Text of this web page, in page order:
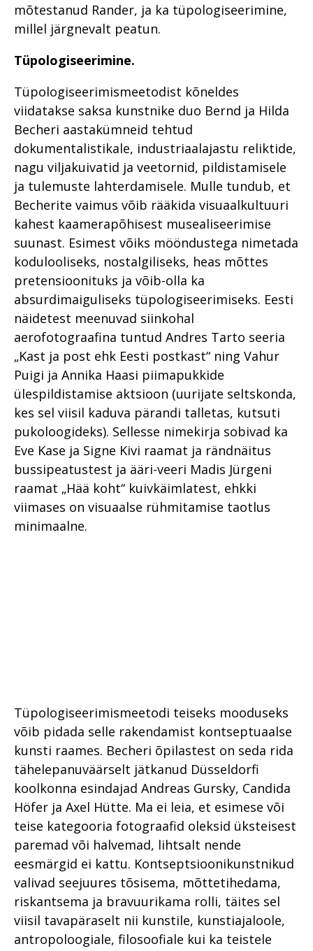
mõtestanud Rander, ja ka tüpologiseerimine,
millel järgnevalt peatun.
Tüpologiseerimine.
Tüpologiseerimismeetodist kõneldes
viidatakse saksa kunstnike duo Bernd ja Hilda
Becheri aastakümneid tehtud
dokumentalistikale, industriaalajastu reliktide,
nagu viljakuivatid ja veetornid, pildistamisele
ja tulemuste lahterdamisele. Mulle tundub, et
Becherite vaimus võib rääkida visuaalkultuuri
kahest kaamerapõhisest musealiseerimise
suunast. Esimest võiks mööndustega nimetada
kodulooliseks, nostalgiliseks, heas mõttes
pretensioonituks ja võib-olla ka
absurdimaiguliseks tüpologiseerimiseks. Eesti
näidetest meenuvad siinkohal
aerofotograafina tuntud Andres Tarto seeria
„Kast ja post ehk Eesti postkast“ ning Vahur
Puigi ja Annika Haasi piimapukkide
ülespildistamise aktsioon (uurijate seltskonda,
kes sel viisil kaduva pärandi talletas, kutsuti
pukoloogideks). Sellesse nimekirja sobivad ka
Eve Kase ja Signe Kivi raamat ja rändnäitus
bussipeatustest ja ääri-veeri Madis Jürgeni
raamat „Hää koht“ kuivkäimlatest, ehkki
viimases on visuaalse rühmitamise taotlus
minimaalne.
Tüpologiseerimismeetodi teiseks mooduseks
võib pidada selle rakendamist kontseptuaalse
kunsti raames. Becheri õpilastest on seda rida
tähelepanuväärselt jätkanud Düsseldorfi
koolkonna esindajad Andreas Gursky, Candida
Höfer ja Axel Hütte. Ma ei leia, et esimese või
teise kategooria fotograafid oleksid üksteisest
paremad või halvemad, lihtsalt nende
eesmärgid ei kattu. Kontseptsioonikunstnikud
valivad seejuures tõsisema, mõttetihedama,
riskantsema ja bravuurikama rolli, täites sel
viisil tavapäraselt nii kunstile, kunsti­ajaloole,
antropoloogiale, filosoofiale kui ka teistele